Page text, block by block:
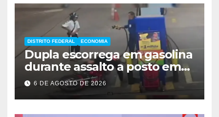
DISTRITO FEDERAL ECONOMIA
Dupla escorrega em gasolina
durante assalto a posto em
Ceilândia
6 DE AGOSTO DE 2026